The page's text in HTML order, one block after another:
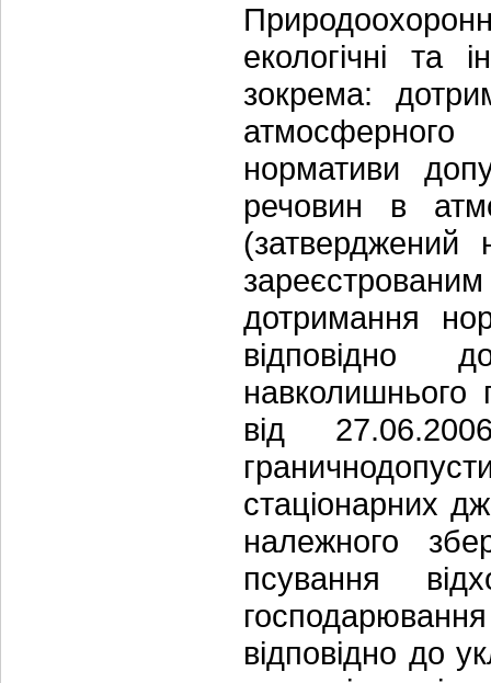
екологічні та
зокрема:
атмосферного
нормативи
речовин в
дотримання
відповідно
від
стаціонарних
належного
псування
відповідно до